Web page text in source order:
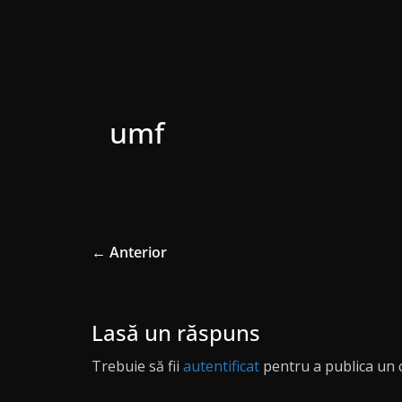
umf
← Anterior
Lasă un răspuns
Trebuie să fii autentificat pentru a publica un